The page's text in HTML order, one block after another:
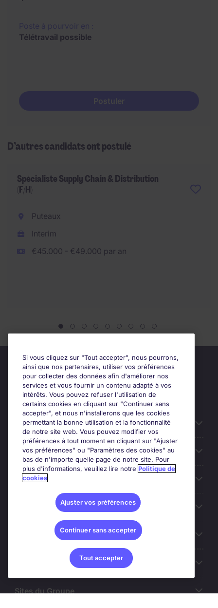
Télétravail possible
Postuler
D’autres candidats ont postulé
Spécialiste Supply Chain & Distribution
(F/H)
Puteaux
Interim
€45.000 - €49.000 par an
Candidats
Entreprises
Contact
Les avis Google
Nos offres d'emploi
Sites du Groupe
Si vous cliquez sur "Tout accepter", nous pourrons,
ainsi que nos partenaires, utiliser vos préférences
pour collecter des données afin d'améliorer nos
services et vous fournir un contenu adapté à vos
intérêts. Vous pouvez refuser l'utilisation de
certains cookies en cliquant sur "Continuer sans
accepter", et nous n'installerons que les cookies
permettant la bonne utilisation et la fonctionnalité
de notre site web. Vous pouvez modifier vos
préférences à tout moment en cliquant sur "Ajuster
vos préférences" ou "Paramètres des cookies" au
bas de n'importe quelle page de notre site. Pour
plus d'informations, veuillez lire notre Politique de
cookies
Ajuster vos préférences
Continuer sans accepter
Tout accepter